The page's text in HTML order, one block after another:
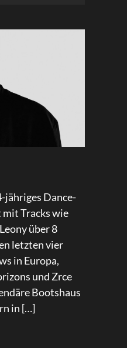
jähriges Dance-
mit Tracks wie
über 8
letzten vier
in Europa,
und Zrce
Bootshaus
in […]